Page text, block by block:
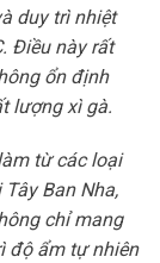
duy trì nhiệt
Điều này rất
ổn định
lượng xì gà.
từ các loại
Ban Nha,
chỉ mang
độ ẩm tự nhiên